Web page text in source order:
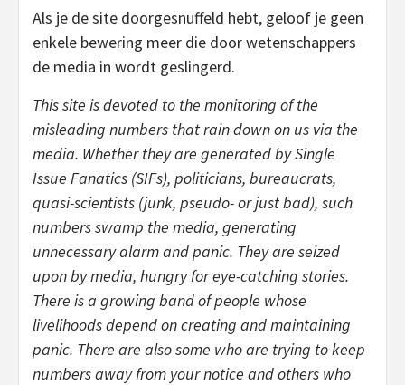
Als je de site doorgesnuffeld hebt, geloof je geen
enkele bewering meer die door wetenschappers
de media in wordt geslingerd.
This site is devoted to the monitoring of the
misleading numbers that rain down on us via the
media. Whether they are generated by Single
Issue Fanatics (SIFs), politicians, bureaucrats,
quasi-scientists (junk, pseudo- or just bad), such
numbers swamp the media, generating
unnecessary alarm and panic. They are seized
upon by media, hungry for eye-catching stories.
There is a growing band of people whose
livelihoods depend on creating and maintaining
panic. There are also some who are trying to keep
numbers away from your notice and others who